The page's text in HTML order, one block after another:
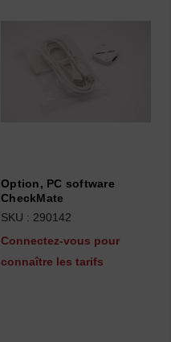
Option, PC software
CheckMate
SKU : 290142
Connectez-vous pour
connaître les tarifs